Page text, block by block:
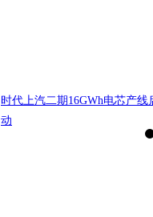
时代上汽二期16GWh电芯产线
动